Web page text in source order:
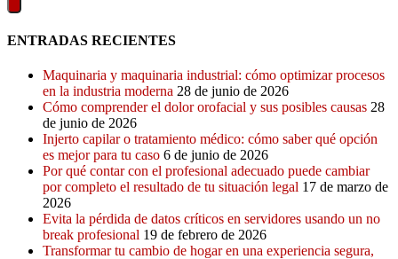
ENTRADAS RECIENTES
Maquinaria y maquinaria industrial: cómo optimizar procesos
en la industria moderna 28 de junio de 2026
Cómo comprender el dolor orofacial y sus posibles causas 28
de junio de 2026
Injerto capilar o tratamiento médico: cómo saber qué opción
es mejor para tu caso 6 de junio de 2026
Por qué contar con el profesional adecuado puede cambiar
por completo el resultado de tu situación legal 17 de marzo de
2026
Evita la pérdida de datos críticos en servidores usando un no
break profesional 19 de febrero de 2026
Transformar tu cambio de hogar en una experiencia segura,